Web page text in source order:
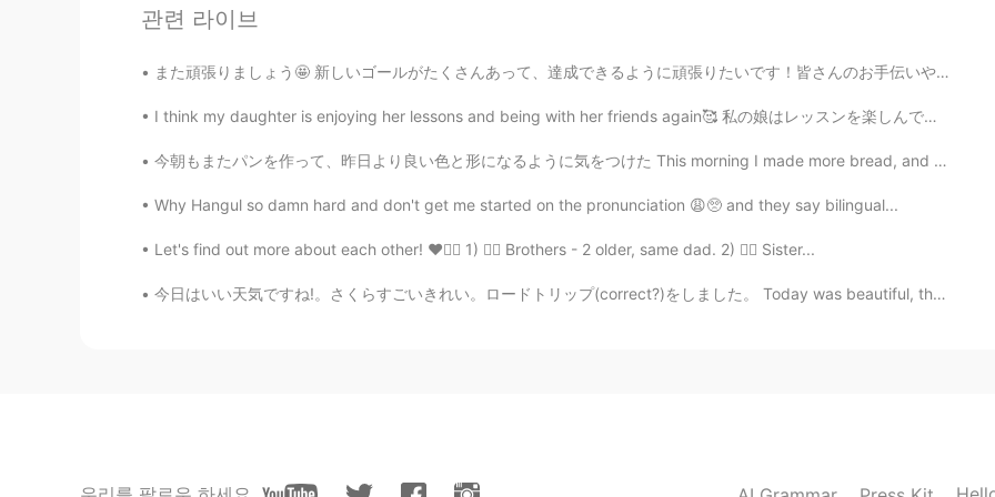
@Shingo
JP EN
あけましておめでとうございます😊美味しそうで、かわいいケーキですね🥰
kazuhiko 2021.01.04 11:20
JP EN
うまそ！^ ^
冬休みはめちゃめちゃ かったからあんまり仕事に と思います。
관련 라이브
また頑張りましょう🤩 新しいゴールがたくさんあって、達成できるように頑張りたいです！皆さんのお手伝いや応援もお願いしますね😊✨ 大きなゴールは: ①日本語を喋ることになれる。週に何回、ネッ...
I think my daughter is enjoying her lessons and being with her friends again🥰 私の娘はレッスンを楽しんでいて、友...
今朝もまたパンを作って、昨日より良い色と形になるように気をつけた This morning I made more bread, and was careful to try for a bet...
Why Hangul so damn hard and don't get me started on the pronunciation 😩🥺 and they say bilingual...
Let's find out more about each other! ❤️👍🏻 1) 🙋‍♂️ Brothers - 2 older, same dad. 2) 🙋‍♀️ Sister...
今日はいい天気ですね!。さくらすごいきれい。ロードトリップ(correct?)をしました。 Today was beautiful, the Sakura looked amazing. A ...